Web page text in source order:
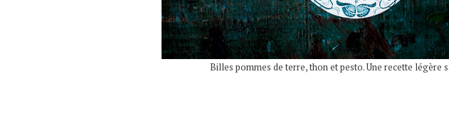
Billes pommes de terre, thon et pesto. Une recette légère